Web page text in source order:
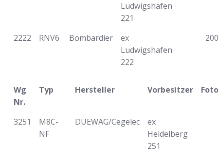
Ludwigshafen
221
2222 RNV6 Bombardier
ex
Ludwigshafen
222
Wg
Nr.
Typ Hersteller Vorbesitzer Foto
3251
M8C-
NF
DUEWAG/Cegelec
ex
Heidelberg
251